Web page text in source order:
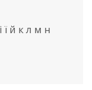
ї й к л м н